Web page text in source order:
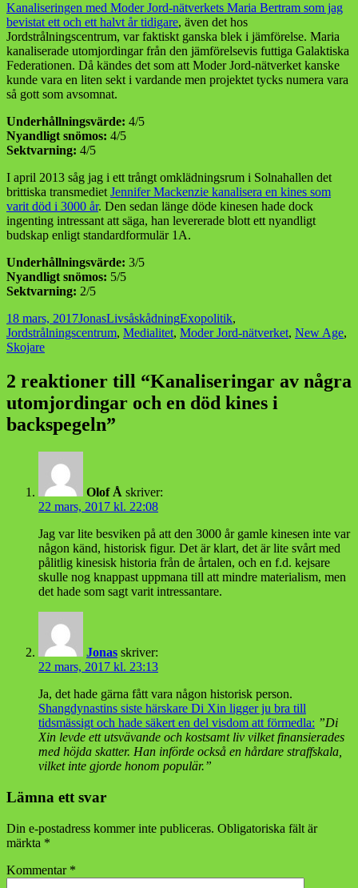
Kanaliseringen med Moder Jord-nätverkets Maria Bertram som jag
bevistat ett och ett halvt år tidigare, även det hos
Jordstrålningscentrum, var faktiskt ganska blek i jämförelse. Maria
kanaliserade utomjordingar från den jämförelsevis futtiga Galaktiska
Federationen. Då kändes det som att Moder Jord-nätverket kanske
kunde vara en liten sekt i vardande men projektet tycks numera vara
så gott som avsomnat.
Underhållningsvärde: 4/5
Nyandligt snömos: 4/5
Sektvarning: 4/5
I april 2013 såg jag i ett trångt omklädningsrum i Solnahallen det
brittiska transmediet Jennifer Mackenzie kanalisera en kines som
varit död i 3000 år. Den sedan länge döde kinesen hade dock
ingenting intressant att säga, han levererade blott ett nyandligt
budskap enligt standardformulär 1A.
Underhållningsvärde: 3/5
Nyandligt snömos: 5/5
Sektvarning: 2/5
Postat
18 mars, 2017Författare
JonasKategorier
LivsåskådningTaggar
Exopolitik,
Jordstrålningscentrum, Medialitet, Moder Jord-nätverket, New Age,
Skojare
2 reaktioner till “Kanaliseringar av några
utomjordingar och en död kines i
backspegeln”
Olof Å skriver:
22 mars, 2017 kl. 22:08
Jag var lite besviken på att den 3000 år gamle kinesen inte var
någon känd, historisk figur. Det är klart, det är lite svårt med
pålitlig kinesisk historia från de årtalen, och en f.d. kejsare
skulle nog knappast uppmana till att mindre materialism, men
det hade som sagt varit intressantare.
Jonas skriver:
22 mars, 2017 kl. 23:13
Ja, det hade gärna fått vara någon historisk person.
Shangdynastins siste härskare Di Xin ligger ju bra till
tidsmässigt och hade säkert en del visdom att förmedla: ”Di
Xin levde ett utsvävande och kostsamt liv vilket finansierades
med höjda skatter. Han införde också en hårdare straffskala,
vilket inte gjorde honom populär.”
Lämna ett svar
Din e-postadress kommer inte publiceras. Obligatoriska fält är
märkta *
Kommentar *